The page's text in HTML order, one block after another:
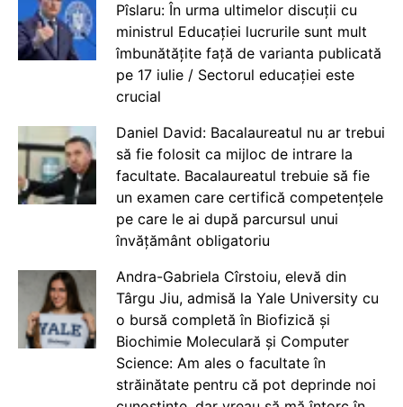
Pîslaru: În urma ultimelor discuții cu
ministrul Educației lucrurile sunt mult
îmbunătățite față de varianta publicată
pe 17 iulie / Sectorul educației este
crucial
Daniel David: Bacalaureatul nu ar trebui
să fie folosit ca mijloc de intrare la
facultate. Bacalaureatul trebuie să fie
un examen care certifică competențele
pe care le ai după parcursul unui
învățământ obligatoriu
Andra-Gabriela Cîrstoiu, elevă din
Târgu Jiu, admisă la Yale University cu
o bursă completă în Biofizică și
Biochimie Moleculară și Computer
Science: Am ales o facultate în
străinătate pentru că pot deprinde noi